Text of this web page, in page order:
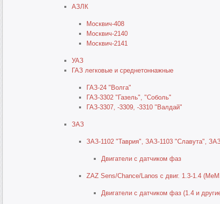
АЗЛК
Москвич-408
Москвич-2140
Москвич-2141
УАЗ
ГАЗ легковые и среднетоннажные
ГАЗ-24 "Волга"
ГАЗ-3302 "Газель", "Соболь"
ГАЗ-3307, -3309, -3310 "Валдай"
ЗАЗ
ЗАЗ-1102 "Таврия", ЗАЗ-1103 "Славута",
Двигатели с датчиком фаз
ZAZ Sens/Chance/Lanos с двиг. 1.3-1.4
Двигатели с датчиком фаз (1.4 и